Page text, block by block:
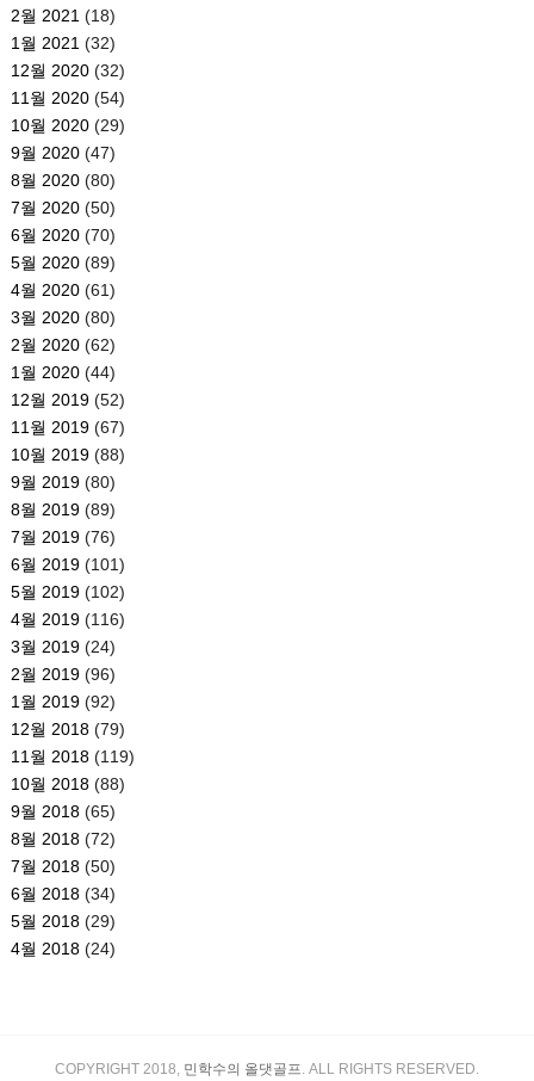
2월 2021(18)
1월 2021(32)
12월 2020(32)
11월 2020(54)
10월 2020(29)
9월 2020(47)
8월 2020(80)
7월 2020(50)
6월 2020(70)
5월 2020(89)
4월 2020(61)
3월 2020(80)
2월 2020(62)
1월 2020(44)
12월 2019(52)
11월 2019(67)
10월 2019(88)
9월 2019(80)
8월 2019(89)
7월 2019(76)
6월 2019(101)
5월 2019(102)
4월 2019(116)
3월 2019(24)
2월 2019(96)
1월 2019(92)
12월 2018(79)
11월 2018(119)
10월 2018(88)
9월 2018(65)
8월 2018(72)
7월 2018(50)
6월 2018(34)
5월 2018(29)
4월 2018(24)
COPYRIGHT 2018, 민학수의 올댓골프 . ALL RIGHTS RESERVED.